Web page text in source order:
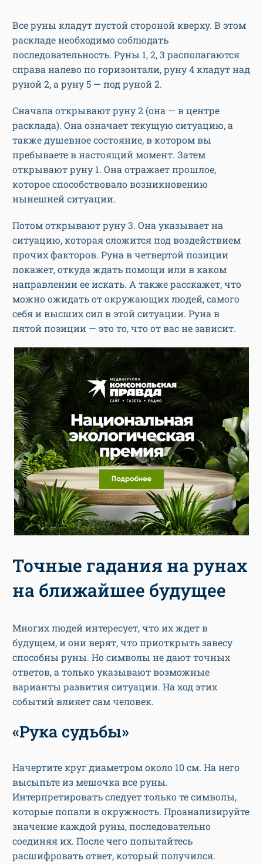
Все руны кладут пустой стороной кверху. В этом
раскладе необходимо соблюдать
последовательность. Руны 1, 2, 3 располагаются
справа налево по горизонтали, руну 4 кладут над
руной 2, а руну 5 — под руной 2.
Сначала открывают руну 2 (она — в центре
расклада). Она означает текущую ситуацию, а
также душевное состояние, в котором вы
пребываете в настоящий момент. Затем
открывают руну 1. Она отражает прошлое,
которое способствовало возникновению
нынешней ситуации.
Потом открывают руну 3. Она указывает на
ситуацию, которая сложится под воздействием
прочих факторов. Руна в четвертой позиции
покажет, откуда ждать помощи или в каком
направлении ее искать. А также расскажет, что
можно ожидать от окружающих людей, самого
себя и высших сил в этой ситуации. Руна в
пятой позиции — это то, что от вас не зависит.
Точные гадания на рунах
на ближайшее будущее
Многих людей интересует, что их ждет в
будущем, и они верят, что приоткрыть завесу
способны руны. Но символы не дают точных
ответов, а только указывают возможные
варианты развития ситуации. На ход этих
событий влияет сам человек.
«Рука судьбы»
Начертите круг диаметром около 10 см. На него
высыпьте из мешочка все руны.
Интерпретировать следует только те символы,
которые попали в окружность. Проанализируйте
значение каждой руны, последовательно
соединяя их. После чего попытайтесь
расшифровать ответ, который получился.